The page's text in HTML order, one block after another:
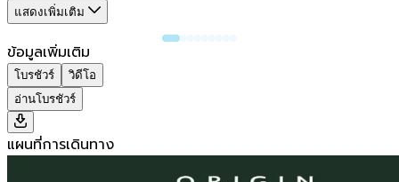
แสดงเพิ่มเติม
ข้อมูลเพิ่มเติม
โบรชัวร์
วิดีโอ
อ่านโบรชัวร์
แผนที่การเดินทาง